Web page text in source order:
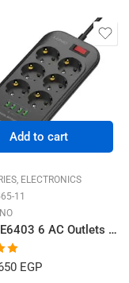
Add to cart
, ELECTRONICS
11
LDNIO SE6403 6 AC Outlets EU Power Strip
EGP